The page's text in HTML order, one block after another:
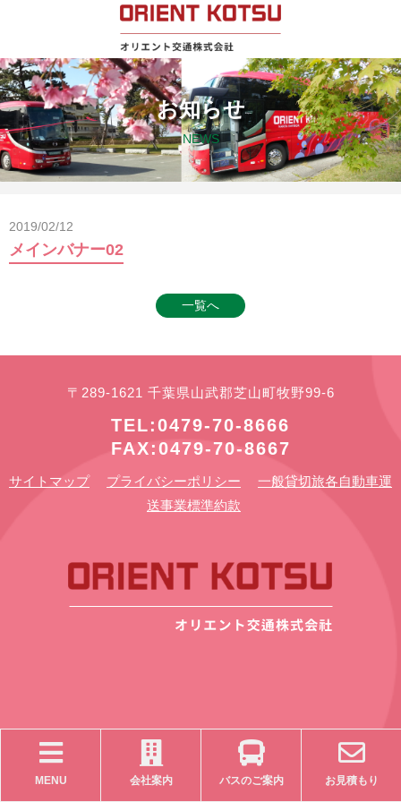
お知らせ
NEWS
2019/02/12
メインバナー02
一覧へ
〒289-1621 千葉県山武郡芝山町牧野99-6
TEL:0479-70-8666
FAX:0479-70-8667
サイトマップ プライバシーポリシー
一般貸切旅各自動車運
送事業標準約款
MENU 会社案内 バスのご案内 お見積もり